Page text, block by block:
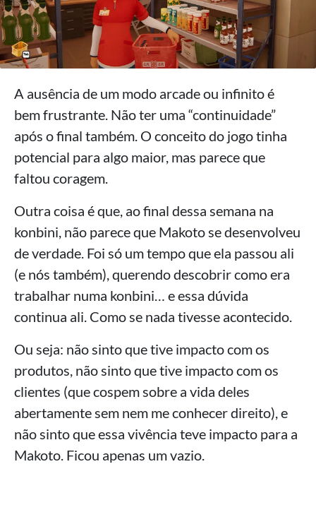
A ausência de um modo arcade ou infinito é
bem frustrante. Não ter uma “continuidade”
após o final também. O conceito do jogo tinha
potencial para algo maior, mas parece que
faltou coragem.
Outra coisa é que, ao final dessa semana na
konbini, não parece que Makoto se desenvolveu
de verdade. Foi só um tempo que ela passou ali
(e nós também), querendo descobrir como era
trabalhar numa konbini… e essa dúvida
continua ali. Como se nada tivesse acontecido.
Ou seja: não sinto que tive impacto com os
produtos, não sinto que tive impacto com os
clientes (que cospem sobre a vida deles
abertamente sem nem me conhecer direito), e
não sinto que essa vivência teve impacto para a
Makoto. Ficou apenas um vazio.